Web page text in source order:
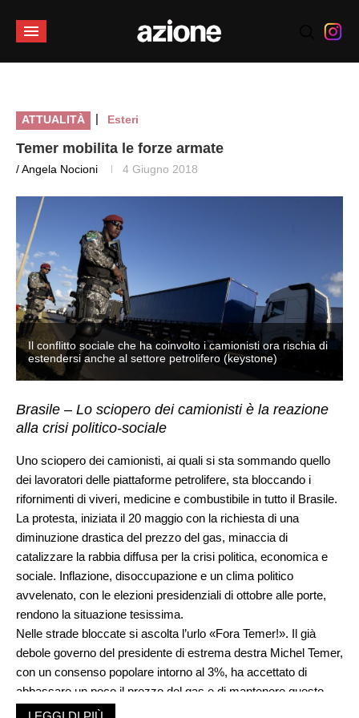
ATTUALITÀ | Esteri
Temer mobilita le forze armate
/ Angela Nocioni 4 Giugno 2018
Il conflitto sociale che ha coinvolto i camionisti ora rischia di
estendersi anche al settore petrolifero (keystone)
Brasile – Lo sciopero dei camionisti è la reazione
alla crisi politico-sociale
Uno sciopero dei camionisti, ai quali si sta sommando quello
dei lavoratori delle piattaforme petrolifere, sta bloccando i
rifornimenti di viveri, medicine e combustibile in tutto il Brasile.
La protesta, iniziata il 20 maggio con la richiesta di una
diminuzione drastica del prezzo del gas, minaccia di
catalizzare la rabbia diffusa per la crisi politica, economica e
sociale. Inflazione, disoccupazione e un clima politico
avvelenato, con le elezioni presidenziali di ottobre alle porte,
rendono la situazione tesissima.
Nelle strade bloccate si ascolta l’urlo «Fora Temer!». Il già
debole governo del presidente di estrema destra Michel Temer,
con un consenso popolare intorno al 3%, ha accettato di
abbassare un poco il prezzo del gas e di mantenere questo
prezzo per sei mesi. I camionisti in sciopero hanno risposto